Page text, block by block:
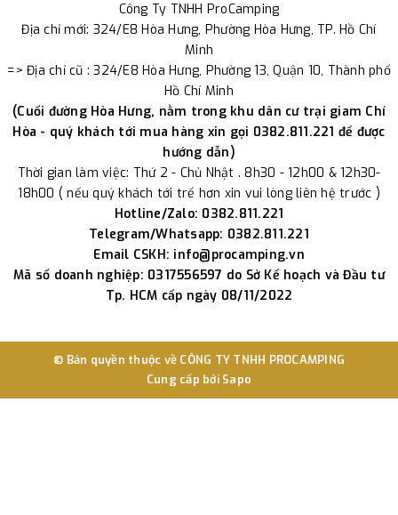
Công Ty TNHH ProCamping
Địa chỉ mới: 324/E8 Hòa Hưng, Phường Hòa Hưng, TP. Hồ Chí
Minh
=> Địa chỉ cũ : 324/E8 Hòa Hưng, Phường 13, Quận 10, Thành phố
Hồ Chí Minh
(Cuối đường Hòa Hưng, nằm trong khu dân cư trại giam Chí
Hòa - quý khách tới mua hàng xin gọi 0382.811.221 để được
hướng dẫn)
Thời gian làm việc: Thứ 2 - Chủ Nhật . 8h30 - 12h00 & 12h30-
18h00 ( nếu quý khách tới trể hơn xin vui lòng liên hệ trước )
Hotline/Zalo: 0382.811.221
Telegram/Whatsapp: 0382.811.221
Email CSKH: info@procamping.vn
Mã số doanh nghiệp: 0317556597 do Sở Kế hoạch và Đầu tư
Tp. HCM cấp ngày 08/11/2022
© Bản quyền thuộc về CÔNG TY TNHH PROCAMPING
Cung cấp bởi Sapo